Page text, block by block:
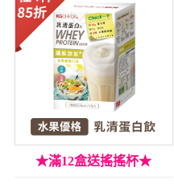
★滿12盒送搖搖杯★